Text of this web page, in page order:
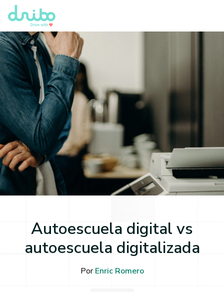
Autoescuela digital vs
autoescuela digitalizada
Por Enric Romero